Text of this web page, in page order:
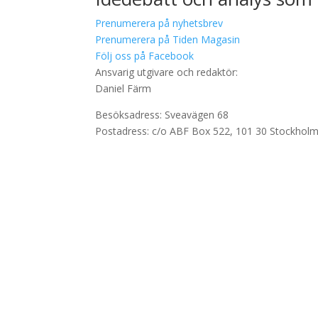
Prenumerera på nyhetsbrev
Prenumerera på Tiden Magasin
Följ oss på Facebook
Ansvarig utgivare och redaktör:
Daniel Färm
Besöksadress: Sveavägen 68
Postadress: c/o ABF Box 522, 101 30